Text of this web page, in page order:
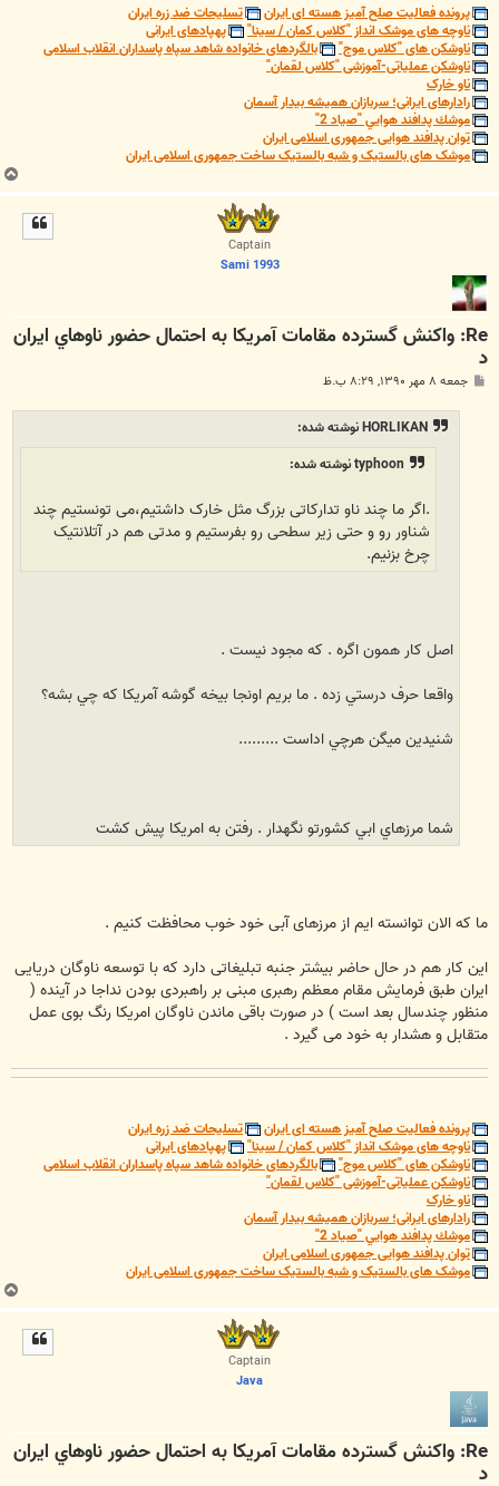
پرونده فعالیت صلح آمیز هسته ای ایران
تسلیحات ضد زره ایران
ناوچه های موشک انداز "کلاس کمان / سینا"
پهپادهای ایرانی
ناوشکن های "کلاس موج"
بالگردهای خانواده شاهد سپاه پاسداران انقلاب اسلامی
ناوشکن عملیاتی-آموزشی "کلاس لقمان"
ناو خارک
رادارهای ایرانی؛ سربازان همیشه بیدار آسمان
موشك پدافند هوايي "صياد 2"
توان پدافند هوایی جمهوری اسلامی ایران
موشک های بالستیک و شبه بالستیک ساخت جمهوری اسلامی ایران
ب
ا
Captain
Sami 1993
Re: واكنش گسترده مقامات آمريكا به احتمال حضور ناوهاي ايران
د
پ جمعه ۸ مهر ۱۳۹۰, ۸:۲۹ ب.ظ
HORLIKAN نوشته شده:
typhoon نوشته شده:
.اگر ما چند ناو تدارکاتی بزرگ مثل خارک داشتیم،می تونستیم چند
شناور رو و حتی زیر سطحی رو بفرستیم و مدتی هم در آتلانتیک
چرخ بزنیم.
اصل كار همون اگره . كه مجود نيست .
واقعا حرف درستي زده . ما بريم اونجا بيخه گوشه آمريكا كه چي بشه؟
شنيدين ميگن هرچي اداست .........
شما مرزهاي ابي كشورتو نگهدار . رفتن به امريكا پيش كشت
ما که الان توانسته ایم از مرزهای آبی خود خوب محافظت کنیم .
این کار هم در حال حاضر بیشتر جنبه تبلیغاتی دارد که با توسعه ناوگان دریایی
ایران طبق فرمایش مقام معظم رهبری مبنی بر راهبردی بودن نداجا در آینده (
منظور چندسال بعد است ) در صورت باقی ماندن ناوگان امریکا رنگ بوی عمل
متقابل و هشدار به خود می گیرد .
پرونده فعالیت صلح آمیز هسته ای ایران
تسلیحات ضد زره ایران
ناوچه های موشک انداز "کلاس کمان / سینا"
پهپادهای ایرانی
ناوشکن های "کلاس موج"
بالگردهای خانواده شاهد سپاه پاسداران انقلاب اسلامی
ناوشکن عملیاتی-آموزشی "کلاس لقمان"
ناو خارک
رادارهای ایرانی؛ سربازان همیشه بیدار آسمان
موشك پدافند هوايي "صياد 2"
توان پدافند هوایی جمهوری اسلامی ایران
موشک های بالستیک و شبه بالستیک ساخت جمهوری اسلامی ایران
ب
ا
Captain
Java
Re: واكنش گسترده مقامات آمريكا به احتمال حضور ناوهاي ايران
د